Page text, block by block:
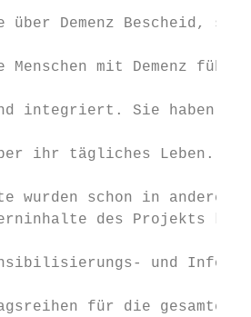
über Demenz Bescheid, sie
mit Demenz
integriert. Sie haben die
ihr tägliches Leben.
wurden schon in anderen
des Projekts
und
für die gesamte